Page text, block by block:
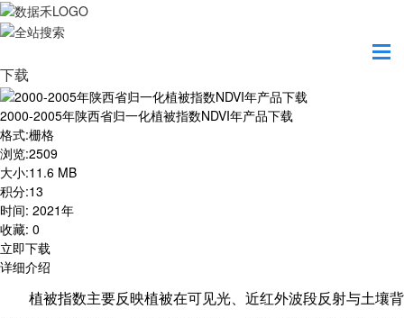
2000-2005年陕西省归一化植被指数NDVI年产品
下载
2000-2005年陕西省归一化植被指数NDVI年产品下载
格式:栅格
浏览:2509
大小:11.6 MB
积分:13
时间: 2021年
收藏: 0
立即下载
详细介绍
植被指数主要反映植被在可见光、近红外波段反射与土壤背